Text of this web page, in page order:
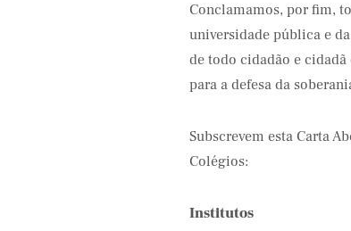
Conclamamos, por fim,
universidade pública e
de todo cidadão e
para a defesa da
Subscrevem esta Carta
Colégios:
Institutos